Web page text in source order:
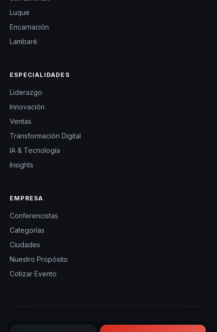
Luque
Encarnación
Lambaré
ESPECIALIDADES
Liderazgo
Innovación
Ventas
Transformación Digital
IA & Tecnología
Insights
EMPRESA
Conferencistas
Categorías
Ciudades
Nuestro Propósito
Cotizar Evento
© 2026 CHM Paraguay — Charlas Motivacionales en Paraguay.